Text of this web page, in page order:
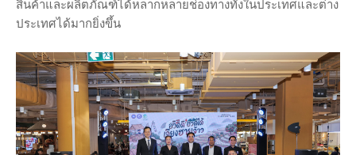
สินค้าและผลิตภัณฑ์ได้หลากหลายช่องทางทั้งในประเทศและต่าง
ประเทศได้มากยิ่งขึ้น